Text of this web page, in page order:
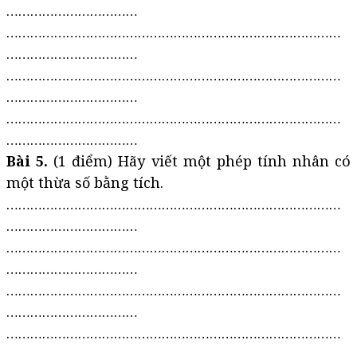
……………………………
…………………………………………………………………………
……………………………
…………………………………………………………………………
……………………………
…………………………………………………………………………
……………………………
Bài 5. (1 điểm) Hãy viết một phép tính nhân có
một thừa số bằng tích.
…………………………………………………………………………
……………………………
…………………………………………………………………………
……………………………
…………………………………………………………………………
……………………………
…………………………………………………………………………